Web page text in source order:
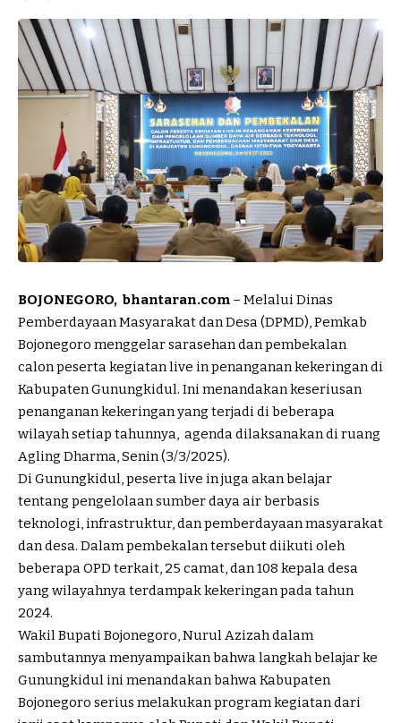
BOJONEGORO, bhantaran.com – Melalui Dinas
Pemberdayaan Masyarakat dan Desa (DPMD), Pemkab
Bojonegoro menggelar sarasehan dan pembekalan
calon peserta kegiatan live in penanganan kekeringan di
Kabupaten Gunungkidul. Ini menandakan keseriusan
penanganan kekeringan yang terjadi di beberapa
wilayah setiap tahunnya, agenda dilaksanakan di ruang
Agling Dharma, Senin (3/3/2025).
Di Gunungkidul, peserta live in juga akan belajar
tentang pengelolaan sumber daya air berbasis
teknologi, infrastruktur, dan pemberdayaan masyarakat
dan desa. Dalam pembekalan tersebut diikuti oleh
beberapa OPD terkait, 25 camat, dan 108 kepala desa
yang wilayahnya terdampak kekeringan pada tahun
2024.
Wakil Bupati Bojonegoro, Nurul Azizah dalam
sambutannya menyampaikan bahwa langkah belajar ke
Gunungkidul ini menandakan bahwa Kabupaten
Bojonegoro serius melakukan program kegiatan dari